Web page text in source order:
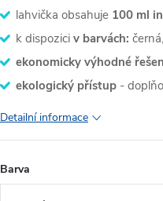
lahvička obsahuje 100 ml
k dispozici v barvách:
ekonomicky výhodné
ekologický přístup -
Detailní informace
Barva